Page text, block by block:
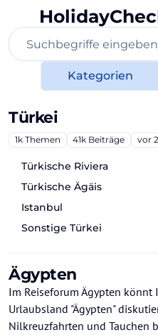
Kategorien
Türkei
1k Themen 41k Beiträge vor
Türkische Riviera
Türkische Ägäis
Istanbul
Sonstige Türkei
Ägypten
Im Reiseforum Ägypten
Urlaubsland "Ägypten"
Nilkreuzfahrten und Tauchen